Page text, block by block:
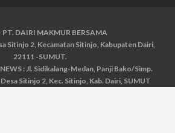
DAIRI MAKMUR BERSAMA
Sitinjo 2, Kecamatan Sitinjo, Kabupaten Dairi,
22111 -SUMUT.
: Jl. Sidikalang-Medan, Panji Bako/Simp.
Sitinjo 2, Kec. Sitinjo, Kab. Dairi, SUMUT